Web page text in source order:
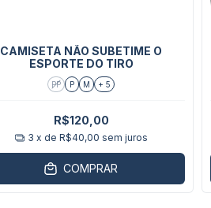
CAMISETA NÃO SUBETIME O
ESPORTE DO TIRO
PP P M + 5
R$120,00
3 x de R$40,00 sem juros
COMPRAR